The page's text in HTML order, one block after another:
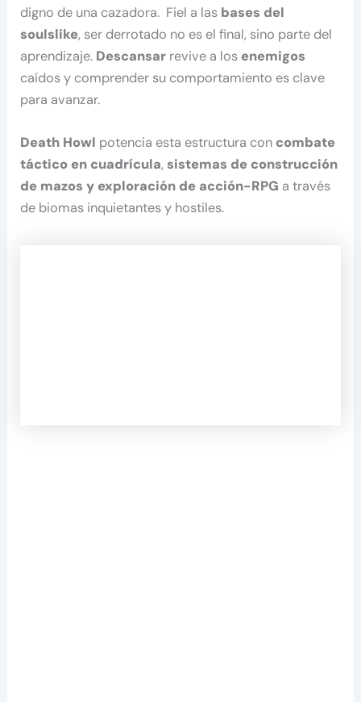
digno de una cazadora. Fiel a las bases del
soulslike, ser derrotado no es el final, sino parte del
aprendizaje. Descansar revive a los enemigos
caídos y comprender su comportamiento es clave
para avanzar.
Death Howl potencia esta estructura con combate
táctico en cuadrícula,sistemas de construcción
de mazos y exploración de acción-RPG a través
de biomas inquietantes y hostiles.